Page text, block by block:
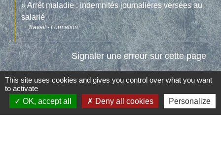
Arrêt maladie : indemnités journalières versées au
salarié
Travail - Formation
Signaler une erreur sur cette page
This site uses cookies and gives you control over what you want
to activate
OK, accept all
Deny all cookies Personalize